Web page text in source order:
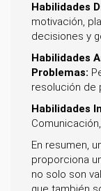
Habilidades
motivación,
decisiones y
Habilidades
Problemas:
resolución de
Habilidades
En resumen,
proporciona
no solo son